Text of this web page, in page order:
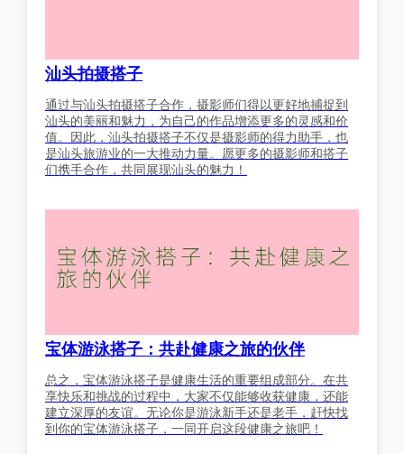
汕头拍摄搭子
通过与汕头拍摄搭子合作，摄影师们得以更好地捕捉到
汕头的美丽和魅力，为自己的作品增添更多的灵感和价
值。因此，汕头拍摄搭子不仅是摄影师的得力助手，也
是汕头旅游业的一大推动力量。愿更多的摄影师和搭子
们携手合作，共同展现汕头的魅力！
宝体游泳搭子：共赴健康之旅的伙伴
总之，宝体游泳搭子是健康生活的重要组成部分。在共
享快乐和挑战的过程中，大家不仅能够收获健康，还能
建立深厚的友谊。无论你是游泳新手还是老手，赶快找
到你的宝体游泳搭子，一同开启这段健康之旅吧！